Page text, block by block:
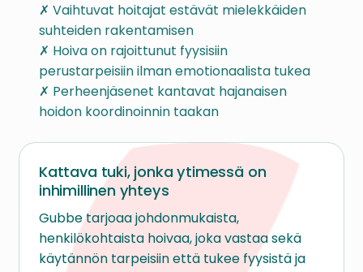
✗ Vaihtuvat hoitajat estävät mielekkäiden
suhteiden rakentamisen
✗ Hoiva on rajoittunut fyysisiin
perustarpeisiin ilman emotionaalista tukea
✗ Perheenjäsenet kantavat hajanaisen
hoidon koordinoinnin taakan
Kattava tuki, jonka ytimessä on
inhimillinen yhteys
Gubbe tarjoaa johdonmukaista,
henkilökohtaista hoivaa, joka vastaa sekä
käytännön tarpeisiin että tukee fyysistä ja